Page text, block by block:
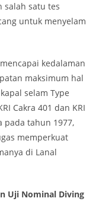
salah satu tes
untuk menyelam
kedalaman
maksimum hal
selam Type
Cakra 401 dan KRI
pada tahun 1977,
memperkuat
di Lanal
Uji Nominal Diving